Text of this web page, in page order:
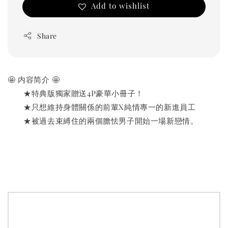
Add to wishlist
Share
🤩 内容简介 🤩
★特典版獨家贈送4P豪華小冊子！
★只想維持身體關係的前輩X純情專一的新進員工
★被過去束縛住的兩個膽怯男子開始一場新戀情。